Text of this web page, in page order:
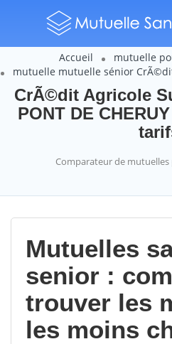
Accueil
mutuelle
mutuelle mutuelle sénior
CrÃ©dit Agricole
PONT DE
Comparateur de
Mutuelles
senior :
trouver les
les moins